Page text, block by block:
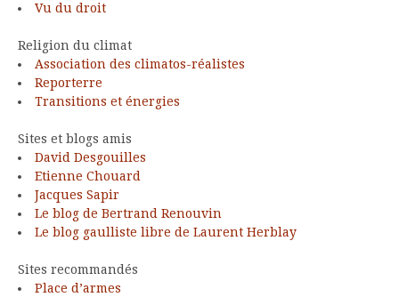
Vu du droit
Religion du climat
Association des climatos-réalistes
Reporterre
Transitions et énergies
Sites et blogs amis
David Desgouilles
Etienne Chouard
Jacques Sapir
Le blog de Bertrand Renouvin
Le blog gaulliste libre de Laurent Herblay
Sites recommandés
Place d’armes